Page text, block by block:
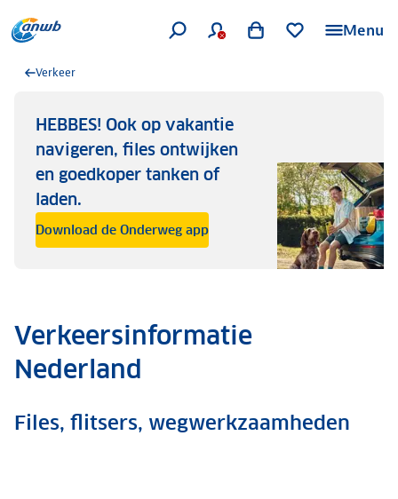
Menu
Verkeer
HEBBES! Ook op vakantie
navigeren, files ontwijken
en goedkoper tanken of
laden.
Download de Onderweg app
Verkeersinformatie
Nederland
Files, flitsers, wegwerkzaamheden